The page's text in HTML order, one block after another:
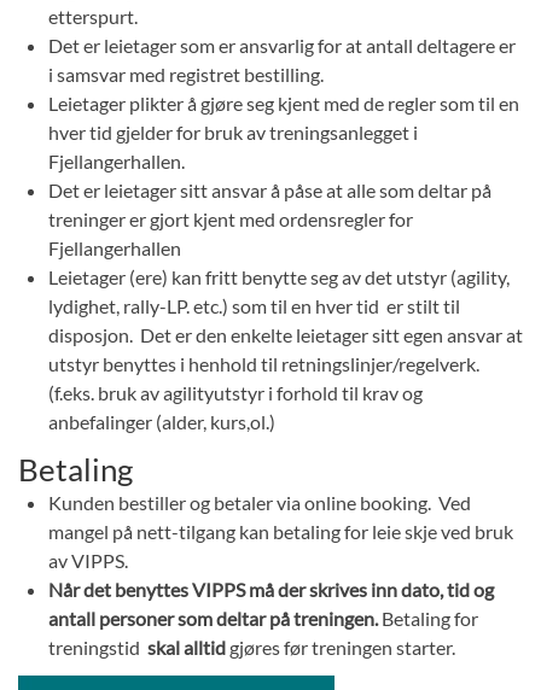
etterspurt.
Det er leietager som er ansvarlig for at antall deltagere er
i samsvar med registret bestilling.
Leietager plikter å gjøre seg kjent med de regler som til en
hver tid gjelder for bruk av treningsanlegget i
Fjellangerhallen.
Det er leietager sitt ansvar å påse at alle som deltar på
treninger er gjort kjent med ordensregler for
Fjellangerhallen
Leietager (ere) kan fritt benytte seg av det utstyr (agility,
lydighet, rally-LP. etc.) som til en hver tid er stilt til
disposjon. Det er den enkelte leietager sitt egen ansvar at
utstyr benyttes i henhold til retningslinjer/regelverk.
(f.eks. bruk av agilityutstyr i forhold til krav og
anbefalinger (alder, kurs,ol.)
Betaling
Kunden bestiller og betaler via online booking. Ved
mangel på nett-tilgang kan betaling for leie skje ved bruk
av VIPPS.
Når det benyttes VIPPS må der skrives inn dato, tid og
antall personer som deltar på treningen.Betaling for
treningstid skal alltidgjøres før treningen starter.